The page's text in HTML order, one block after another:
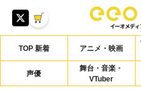
TOP 新着 アニメ・映画
声優
舞台・音楽・
VTuber